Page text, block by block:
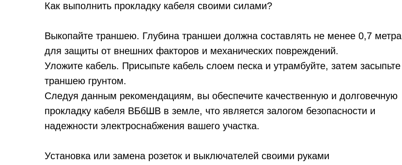
Как выполнить прокладку кабеля своими силами?
Выкопайте траншею. Глубина траншеи должна составлять не менее 0,7 метра
для защиты от внешних факторов и механических повреждений.
Уложите кабель. Присыпьте кабель слоем песка и утрамбуйте, затем засыпьте
траншею грунтом.
Следуя данным рекомендациям, вы обеспечите качественную и долговечную
прокладку кабеля ВБбШВ в земле, что является залогом безопасности и
надежности электроснабжения вашего участка.
Установка или замена розеток и выключателей своими руками